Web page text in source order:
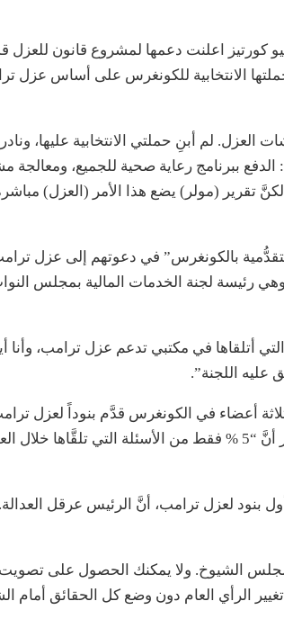
كورتيز اعلنت دعمها لمشروع قانون للعزل
الانتخابية للكونغرس على أساس عزل
العزل. لم أبنِ حملتي الانتخابية عليها،
ببرنامج رعاية صحية للجميع، ومعالجة
تقرير (مولر) يضع هذا الأمر (العزل)
بالكونغرس” في دعوتهم إلى عزل
رئيسة لجنة الخدمات المالية بمجلس
التي أتلقاها في مكتبي تدعم عزل ترامب،
عليه اللجنة”.
أعضاء في الكونغرس قدَّم بنوداً لعزل
على أنَّ ناخبيه مهتمون بالقضايا المحلية أكثر من العزل. وقدَّر أنَّ “5 % فقط من الأسئلة التي تلقَّاها
كما كان يؤمن في تموز 2017 حين قدَّم أول بنود لعزل ترامب، أنَّ الرئيس عرقل
الشيوخ. ولا يمكنك الحصول على تصويت
الرأي العام دون وضع كل الحقائق أمام